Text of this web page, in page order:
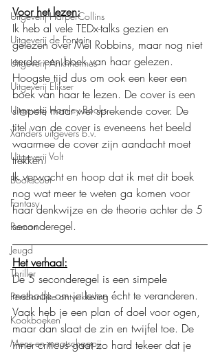
Uitgeverij HarperCollins
Uitgeverij de Fontein
Uitgeverij Ankhhermes
Uitgeverij Elikser
Uitgeverij Hamley Books
Xanders uitgevers b.v.
Uitgeverij Volt
Bookscout
Fantasy
Roman
Jeugd
Thriller
Persoonlijke ontwikkeling
Kookboeken
Mens en maatschappij
Voor het lezen:
Ik heb al vele TEDx-talks gezien en
gelezen over Mel Robbins, maar nog niet
eerder een boek van haar gelezen.
Hoogste tijd dus om ook een keer een
boek van haar te lezen. De cover is een
simpele maar wel sprekende cover. De
titel van de cover is eveneens het beeld
waarmee de cover zijn aandacht moet
trekken.
Ik verwacht en hoop dat ik met dit boek
nog wat meer te weten ga komen voor
haar denkwijze en de theorie achter de 5
seconderegel.
Het verhaal:
De 5 seconderegel is een simpele
methode om je leven écht te veranderen.
Vaak heb je een plan of doel voor ogen,
maar dan slaat de zin en twijfel toe. De
inner criticus gaat zo hard tekeer dat je